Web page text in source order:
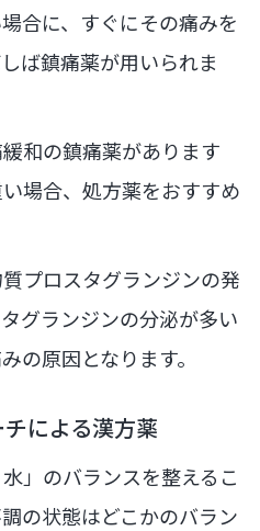
合に、すぐにその痛みを
ば鎮痛薬が用いられま
和の鎮痛薬があります
場合、処方薬をおすすめ
プロスタグランジンの発
グランジンの分泌が多い
の原因となります。
による漢方薬
」のバランスを整えるこ
の状態はどこかのバラン